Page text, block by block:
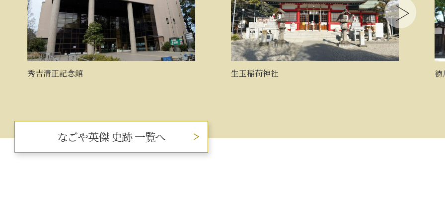
秀吉清正記念館 生玉稲荷神社 徳
なごや英傑 史跡 一覧へ